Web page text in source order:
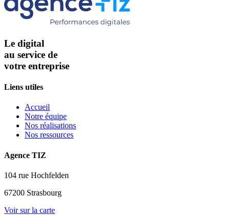
Le digital
au service de
votre entreprise
Liens utiles
Accueil
Notre équipe
Nos réalisations
Nos ressources
Agence TIZ
104 rue Hochfelden
67200 Strasbourg
Voir sur la carte